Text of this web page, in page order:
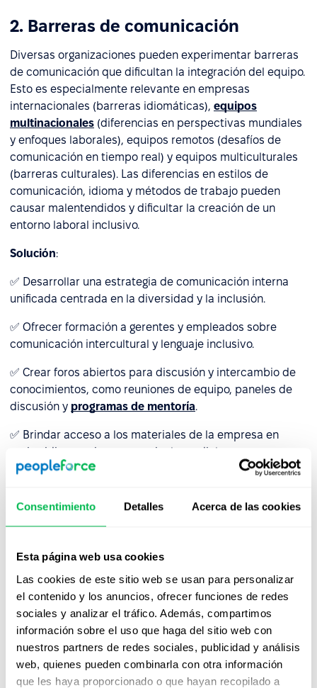
Consentimiento Detalles Acerca de las cookies
Esta página web usa cookies
Las cookies de este sitio web se usan para personalizar
el contenido y los anuncios, ofrecer funciones de redes
sociales y analizar el tráfico. Además, compartimos
información sobre el uso que haga del sitio web con
nuestros partners de redes sociales, publicidad y análisis
web, quienes pueden combinarla con otra información
que les haya proporcionado o que hayan recopilado a
2. Barreras de comunicación
Diversas organizaciones pueden experimentar barreras
de comunicación que dificultan la integración del equipo.
Esto es especialmente relevante en empresas
internacionales (barreras idiomáticas), equipos
multinacionales (diferencias en perspectivas mundiales
y enfoques laborales), equipos remotos (desafíos de
comunicación en tiempo real) y equipos multiculturales
(barreras culturales). Las diferencias en estilos de
comunicación, idioma y métodos de trabajo pueden
causar malentendidos y dificultar la creación de un
entorno laboral inclusivo.
Solución:
✅ Desarrollar una estrategia de comunicación interna
unificada centrada en la diversidad y la inclusión.
✅ Ofrecer formación a gerentes y empleados sobre
comunicación intercultural y lenguaje inclusivo.
✅ Crear foros abiertos para discusión y intercambio de
conocimientos, como reuniones de equipo, paneles de
discusión y programas de mentoría.
✅ Brindar acceso a los materiales de la empresa en
varios idiomas si operan a nivel mundial.
✅ Utiliza las herramientas de comunicación modernas
estrategias adecuadas
La ausencia de metas claramente definidas y
herramientas de medición hace que sea difícil evaluar la
efectividad de las iniciativas de diversidad. Sin un
enfoque estratégico, los esfuerzos de diversidad pueden
quedar simplemente en declaraciones, en lugar de
aportar beneficios tangibles a la organización.